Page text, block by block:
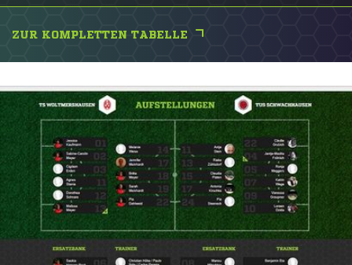
ZUR KOMPLETTEN TABELLE